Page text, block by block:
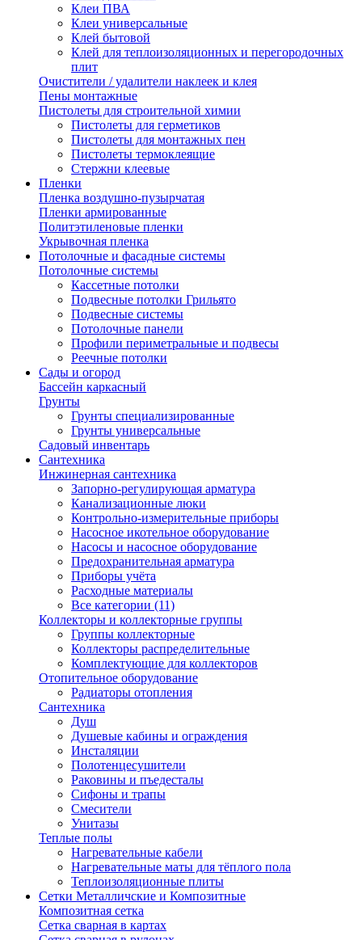
Клеи ПВА
Клеи универсальные
Клей бытовой
Клей для теплоизоляционных и перегородочных
плит
Очистители / удалители наклеек и клея
Пены монтажные
Пистолеты для строительной химии
Пистолеты для герметиков
Пистолеты для монтажных пен
Пистолеты термоклеящие
Стержни клеевые
Пленки
Пленка воздушно-пузырчатая
Пленки армированные
Политэтиленовые пленки
Укрывочная пленка
Потолочные и фасадные системы
Потолочные системы
Кассетные потолки
Подвесные потолки Грильято
Подвесные системы
Потолочные панели
Профили периметральные и подвесы
Реечные потолки
Сады и огород
Бассейн каркасный
Грунты
Грунты специализированные
Грунты универсальные
Садовый инвентарь
Сантехника
Инжинерная сантехника
Запорно-регулирующая арматура
Канализационные люки
Контрольно-измерительные приборы
Насосное икотельное оборудование
Насосы и насосное оборудование
Предохранительная арматура
Приборы учёта
Расходные материалы
Все категории (11)
Коллекторы и коллекторные группы
Группы коллекторные
Коллекторы распределительные
Комплектующие для коллекторов
Отопительное оборудование
Радиаторы отопления
Сантехника
Душ
Душевые кабины и ограждения
Инсталяции
Полотенцесушители
Раковины и пъедесталы
Сифоны и трапы
Смесители
Унитазы
Теплые полы
Нагревательные кабели
Нагревательные маты для тёплого пола
Теплоизоляционные плиты
Сетки Металличские и Композитные
Композитная сетка
Сетка сварная в картах